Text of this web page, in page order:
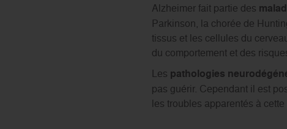
Alzheimer fait partie des
Parkinson, la chorée de
tissus et les cellules du
du comportement et des
Les pathologies
pas guérir. Cependant il est
les troubles apparentés à